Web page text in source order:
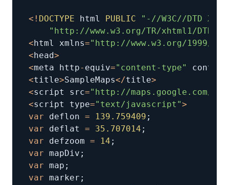
< ! DOCTYPE html PUBLIC
"-//W3C//DTD
"http://www.w3.org/TR/xhtml1/
< html xmlns="http://www.w3.org/1999/
< head>
<meta http- equiv="content-type" content
<title>SampleMaps</title>
<script src="http://maps.google.com/
<script type="text/javascript">
var deflon = 139.759409 ;
var deflat = 35.707014 ;
var defzoom = 14 ;
var mapDiv ;
var map ;
var marker ;